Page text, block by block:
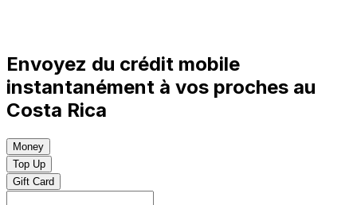
Envoyez du crédit mobile
instantanément à vos proches au
Costa Rica
Money
Top Up
Gift Card